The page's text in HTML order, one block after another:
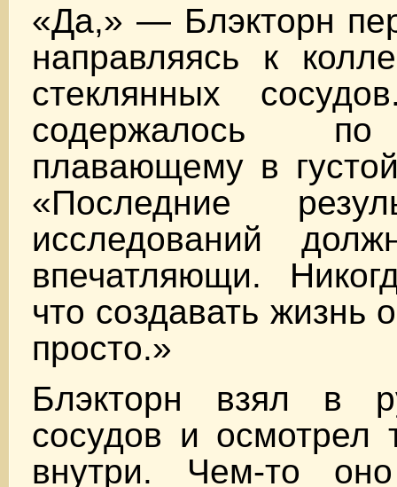
«Да,» — Блэкторн
направляясь к
стеклянных
содержалось
плавающему в
«Последние
исследований
впечатляющи.
что создавать жизнь
просто.»
Блэкторн взял в
сосудов и осмотрел
внутри. Чем-то